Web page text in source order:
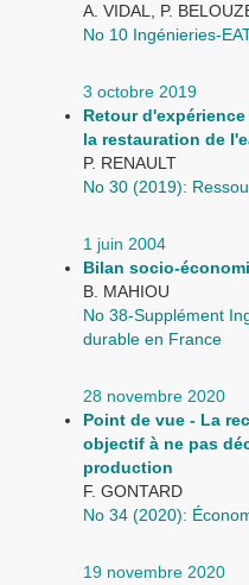
A. VIDAL, P.
No 10 Ingénieries-
3 octobre 2019
Retour
la restauration de
P. RENAULT
No 30 (2019):
1 juin 2004
Bilan socio-
B. MAHIOU
No 38-Supplément
durable en France
28 novembre 2020
Point de vue - La
objectif à ne pas
production
F. GONTARD
No 34 (2020):
19 novembre 2020